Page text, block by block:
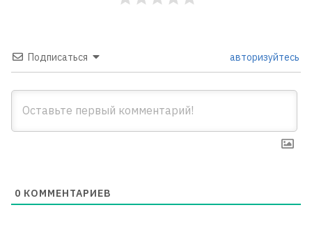
Подписаться авторизуйтесь
0 КОММЕНТАРИЕВ